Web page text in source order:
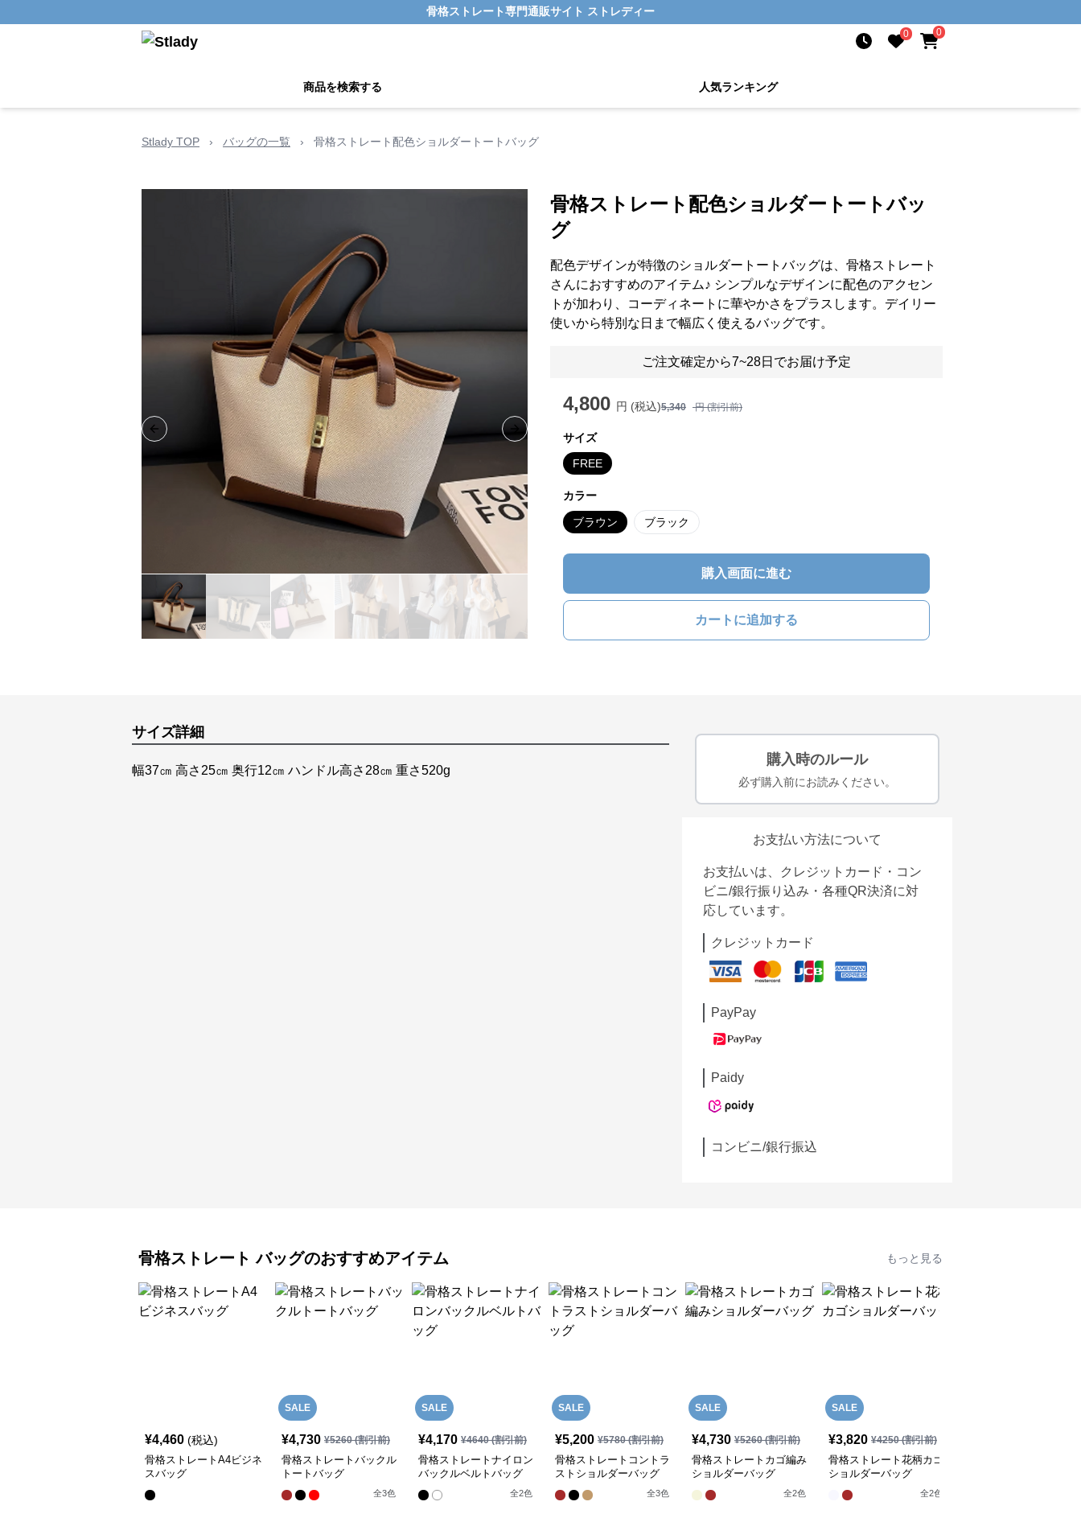
骨格ストレート専門通販サイト ストレディー
0 0
商品を検索する 人気ランキング
Stlady TOP › バッグの一覧 › 骨格ストレート配色ショルダートートバッグ
Previous slide Next slide
骨格ストレート配色ショルダートートバッ
グ
配色デザインが特徴のショルダートートバッグは、骨格ストレート
さんにおすすめのアイテム♪ シンプルなデザインに配色のアクセン
トが加わり、コーディネートに華やかさをプラスします。デイリー
使いから特別な日まで幅広く使えるバッグです。
ご注文確定から7~28日でお届け予定
4,800 円 (税込)5,340 円 (割引前)
サイズ
FREE
カラー
ブラウン ブラック
購入画面に進む
カートに追加する
サイズ詳細
幅37㎝ 高さ25㎝ 奥行12㎝ ハンドル高さ28㎝ 重さ520g
購入時のルール
必ず購入前にお読みください。
お支払い方法について
お支払いは、クレジットカード・コン
ビニ/銀行振り込み・各種QR決済に対
応しています。
クレジットカード
PayPay
Paidy
コンビニ/銀行振込
骨格ストレート バッグのおすすめアイテム もっと見る
¥4,460 (税込)
骨格ストレートA4ビジネ
スバッグ
SALE
¥4,730 ¥5260(割引前)
骨格ストレートバックル
トートバッグ
全3色
SALE
¥4,170 ¥4640(割引前)
骨格ストレートナイロン
バックルベルトバッグ
全2色
SALE
¥5,200 ¥5780(割引前)
骨格ストレートコントラ
ストショルダーバッグ
全3色
SALE
¥4,730 ¥5260(割引前)
骨格ストレートカゴ編み
ショルダーバッグ
全2色
SALE
¥3,820 ¥4250(割引前)
骨格ストレート花柄カゴ
ショルダーバッグ
全2色